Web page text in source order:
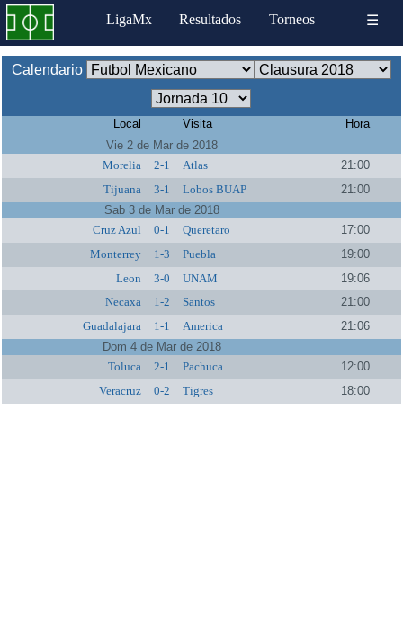
LigaMx Resultados Torneos ☰
Calendario
Local Visita
Hora
Vie 2 de Mar de 2018
Morelia
2-1 Atlas
21:00
Tijuana
3-1 Lobos BUAP
21:00
Sab 3 de Mar de 2018
Cruz Azul
0-1 Queretaro
17:00
Monterrey
1-3 Puebla
19:00
Leon
3-0 UNAM
19:06
Necaxa
1-2 Santos
21:00
Guadalajara
1-1 America
21:06
Dom 4 de Mar de 2018
Toluca
2-1 Pachuca
12:00
Veracruz
0-2 Tigres 18:00